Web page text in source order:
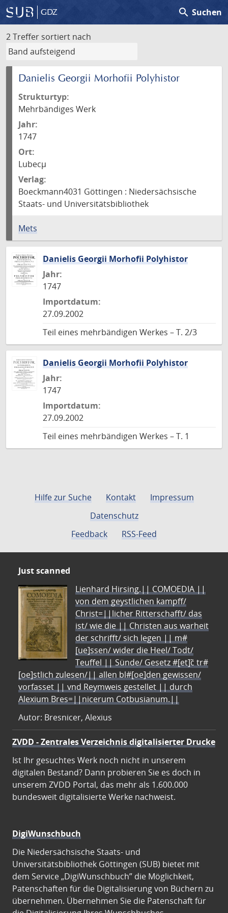
GDZ search Suchen
2 Treffer sortiert nach
Danielis Georgii Morhofii Polyhistor
Strukturtyp:
Mehrbändiges Werk
Jahr:
1747
Ort:
Lubecµ
Verlag:
Boeckmann4031 Göttingen : Niedersächsische
Staats- und Universitätsbibliothek
Mets
Danielis Georgii Morhofii Polyhistor
Jahr:
1747
Importdatum:
27.09.2002
Teil eines mehrbändigen Werkes – T. 2/3
Danielis Georgii Morhofii Polyhistor
Jahr:
1747
Importdatum:
27.09.2002
Teil eines mehrbändigen Werkes – T. 1
Hilfe zur Suche Kontakt
Impressum
Datenschutz
Feedback
RSS-Feed
Just scanned
Lienhard Hirsing.|| COMOEDIA ||
von dem geystlichen kampff/
Christ=||licher Ritterschafft/ das
ist/ wie die || Christen aus warheit
der schrifft/ sich legen || m#
[ue]ssen/ wider die Heel/ Todt/
Teuffel || Sünde/ Gesetz #[et]c̃ tr#
[oe]stlich zulesen/|| allen bl#[oe]den gewissen/
vorfasset || vnd Reymweis gestellet || durch
Alexium Bres=||nicerum Cotbusianum.||
Autor: Bresnicer, Alexius
ZVDD - Zentrales Verzeichnis digitalisierter Drucke
Ist Ihr gesuchtes Werk noch nicht in unserem
digitalen Bestand? Dann probieren Sie es doch in
unserem ZVDD Portal, das mehr als 1.600.000
bundesweit digitalisierte Werke nachweist.
DigiWunschbuch
Die Niedersächsische Staats- und
Universitätsbibliothek Göttingen (SUB) bietet mit
dem Service „DigiWunschbuch” die Möglichkeit,
Patenschaften für die Digitalisierung von Büchern zu
übernehmen. Übernehmen Sie die Patenschaft für